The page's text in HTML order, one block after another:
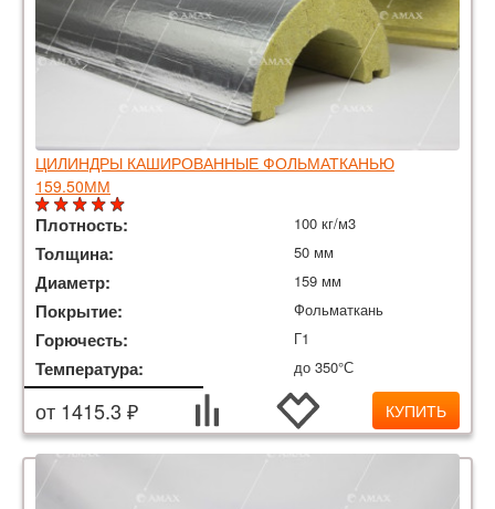
ЦИЛИНДРЫ КАШИРОВАННЫЕ ФОЛЬМАТКАНЬЮ
159.50ММ
Плотность: 100 кг/м3
Толщина: 50 мм
Диаметр: 159 мм
Покрытие: Фольматкань
Горючесть: Г1
Температура: до 350°С
от 1415.3 ₽ КУПИТЬ